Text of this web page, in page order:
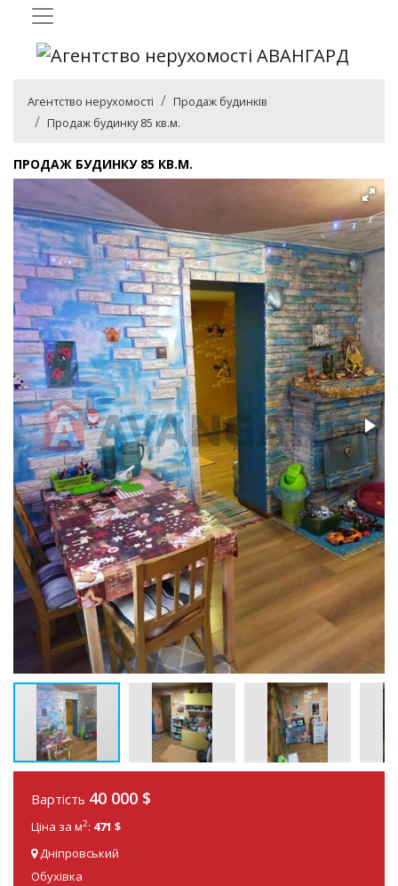
Агентство нерухомості
Продаж будинків
Продаж будинку 85 кв.м.
ПРОДАЖ БУДИНКУ 85 КВ.М.
Вартість 40 000 $
Ціна за м2: 471 $
Дніпровський
Обухівка